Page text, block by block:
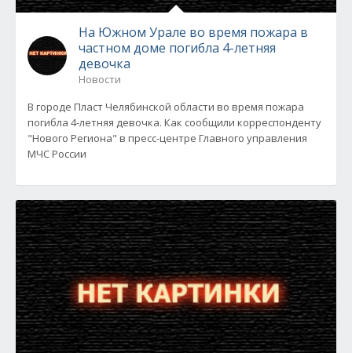
На Южном Урале во время пожара в
частном доме погибла 4-летняя
девочка
Новости
В городе Пласт Челябинской области во время пожара
погибла 4-летняя девочка. Как сообщили корреспонденту
"Нового Региона" в пресс-центре Главного управления
МЧС России